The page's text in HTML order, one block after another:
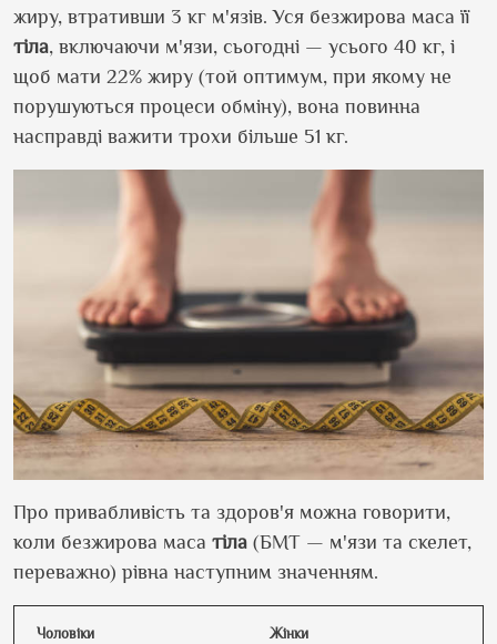
жиру, втративши 3 кг м'язів. Уся безжирова маса її
тіла, включаючи м'язи, сьогодні — усього 40 кг, і
щоб мати 22% жиру (той оптимум, при якому не
порушуються процеси обміну), вона повинна
насправді важити трохи більше 51 кг.
Про привабливість та здоров'я можна говорити,
коли безжирова маса тіла (БМТ — м'язи та скелет,
переважно) рівна наступним значенням.
Чоловіки Жінки